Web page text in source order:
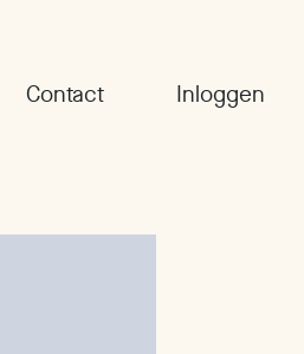
Contact Inloggen